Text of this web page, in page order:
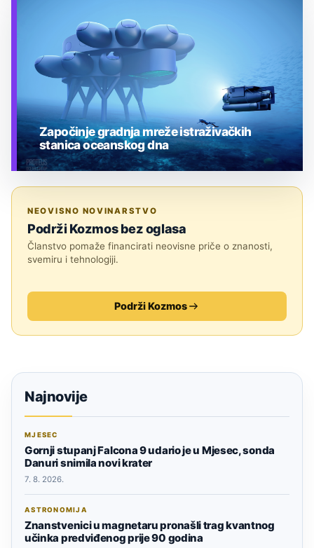
Započinje gradnja mreže istraživačkih
stanica oceanskog dna
NEOVISNO NOVINARSTVO
Podrži Kozmos bez oglasa
Članstvo pomaže financirati neovisne priče o znanosti,
svemiru i tehnologiji.
Podrži Kozmos
Najnovije
MJESEC
Gornji stupanj Falcona 9 udario je u Mjesec, sonda
Danuri snimila novi krater
7. 8. 2026.
ASTRONOMIJA
Znanstvenici u magnetaru pronašli trag kvantnog
učinka predviđenog prije 90 godina